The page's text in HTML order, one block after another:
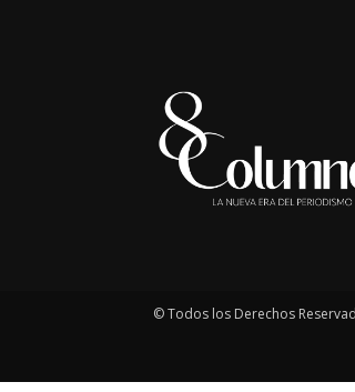
© Todos los Derechos